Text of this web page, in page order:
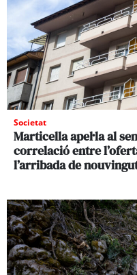
Societat
Marticella apel·la al
correlació entre
l’arribada de